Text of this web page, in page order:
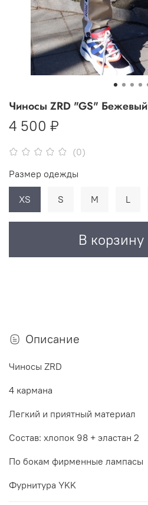
(0)
Чиносы ZRD "GS" Бежевый
4 500 ₽
В корзину
Размер одежды
XS S M L
Описание
Чиносы ZRD
4 кармана
Легкий и приятный материал
Состав: хлопок 98 + эластан 2
По бокам фирменные лампасы
Фурнитура YKK